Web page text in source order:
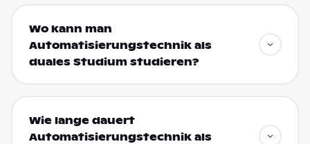
Wo kann man
Automatisierungstechnik als
duales Studium studieren?
Wie lange dauert
Automatisierungstechnik als